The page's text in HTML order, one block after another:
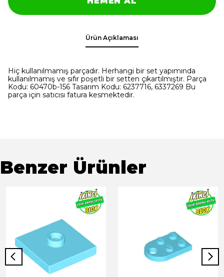
Ürün Açıklaması
Hiç kullanılmamış parçadır. Herhangi bir set yapımında
kullanılmamış ve sıfır poşetli bir setten çıkartılmıştır. Parça
Kodu: 60470b-156 Tasarım Kodu: 6237716, 6337269 Bu
parça için satıcısı fatura kesmektedir.
Benzer Ürünler